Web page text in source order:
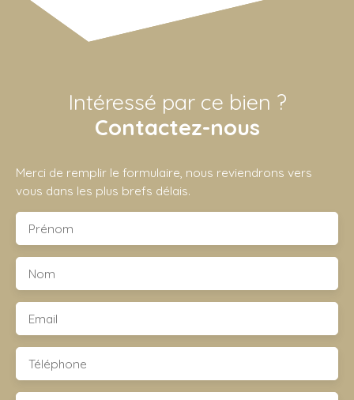
Intéressé par ce bien ?
Contactez-nous
Merci de remplir le formulaire, nous reviendrons vers
vous dans les plus brefs délais.
Prénom
Nom
Email
Téléphone